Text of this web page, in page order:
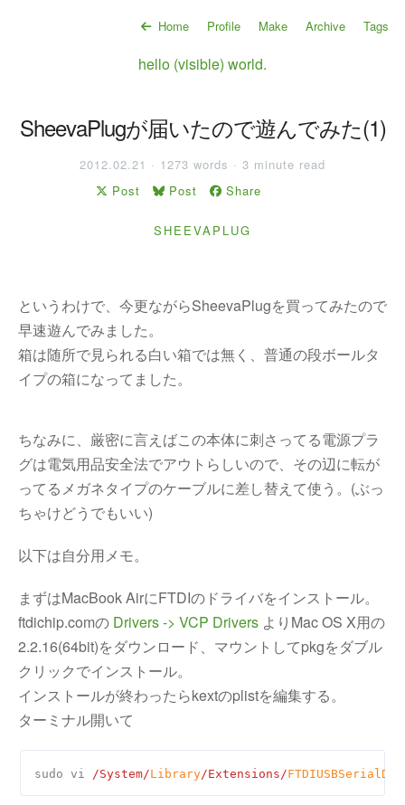
Home Profile Make Archive Tags
hello (visible) world.
SheevaPlugが届いたので遊んでみた(1)
2012.02.21 · 1273 words · 3 minute read
Post
Post Share
SHEEVAPLUG
というわけで、今更ながらSheevaPlugを買ってみたので
早速遊んでみました。
箱は随所で見られる白い箱では無く、普通の段ボールタ
イプの箱になってました。
ちなみに、厳密に言えばこの本体に刺さってる電源プラ
グは電気用品安全法でアウトらしいので、その辺に転が
ってるメガネタイプのケーブルに差し替えて使う。(ぶっ
ちゃけどうでもいい)
以下は自分用メモ。
まずはMacBook AirにFTDIのドライバをインストール。
ftdichip.comの Drivers -> VCP Drivers よりMac OS X用の
2.2.16(64bit)をダウンロード、マウントしてpkgをダブル
クリックでインストール。
インストールが終わったらkextのplistを編集する。
ターミナル開いて
sudo vi /System/Library/Extensions/